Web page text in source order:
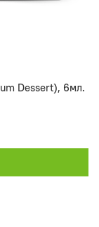
Dessert), 6мл.